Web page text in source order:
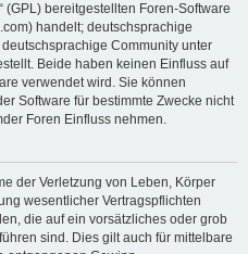
“ (GPL) bereitgestellten Foren-Software
handelt; deutschsprachige
Community unter
Beide haben keinen Einfluss auf
verwendet wird. Sie können
Software für bestimmte Zwecke nicht
Foren Einfluss nehmen.
der Verletzung von Leben, Körper
wesentlicher Vertragspflichten
die auf ein vorsätzliches oder grob
sind. Dies gilt auch für mittelbare